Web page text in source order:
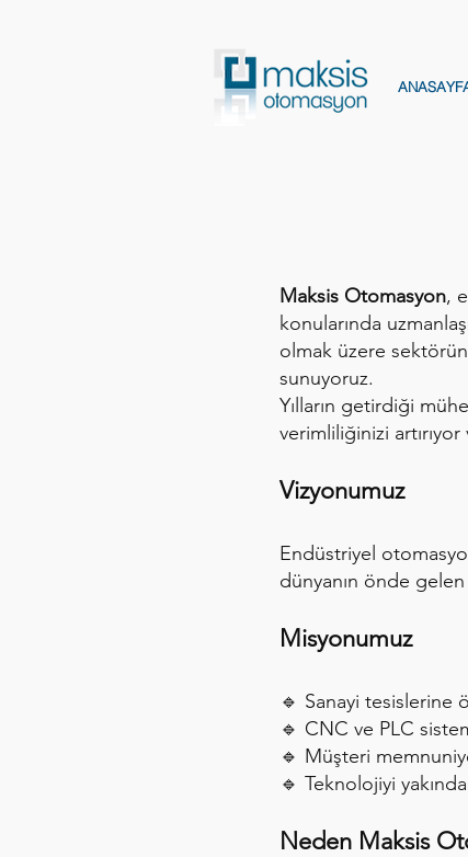
Maksis Otomasyon,
konularında
olmak üzere
sunuyoruz.
Yılların getirdiği
verimliliğinizi
Vizyonumuz
Endüstriyel
dünyanın önde
Misyonumuz
🔹 Sanayi tesislerine
🔹 CNC ve PLC
🔹 Müşteri
🔹 Teknolojiyi
Neden Maksis